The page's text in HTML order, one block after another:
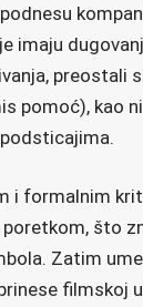
imaju
preostali
pomoć), kao
i formalnim
što
Zatim
filmskoj